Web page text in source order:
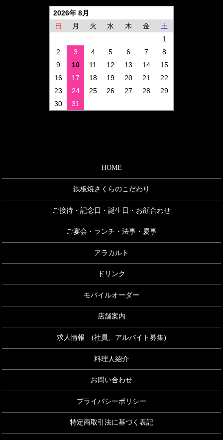
2026年 8月
日
月 火 水 木 金
土
1
2
3 4 5 6 7
8
9
10 11 12 13 14
15
16
17 18 19 20 21
22
23
24 25 26 27 28
29
30
31
HOME
鉄板焼さくらのこだわり
ご接待・記念日・誕生日・お顔合わせ
ご宴会・ランチ・法事・慶事
アラカルト
ドリンク
モバイルオーダー
店舗案内
求人情報 (社員、アルバイト募集)
料理人紹介
お問い合わせ
プライバシーポリシー
特定商取引法に基づく表記